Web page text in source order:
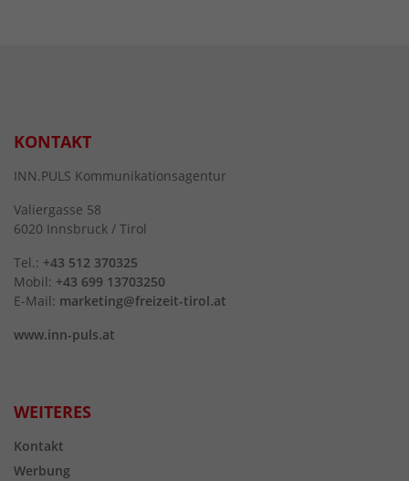
KONTAKT
INN.PULS Kommunikationsagentur
Valiergasse 58
6020 Innsbruck / Tirol
Tel.: +43 512 370325
Mobil: +43 699 13703250
E-Mail: marketing@freizeit-tirol.at
www.inn-puls.at
WEITERES
Kontakt
Werbung